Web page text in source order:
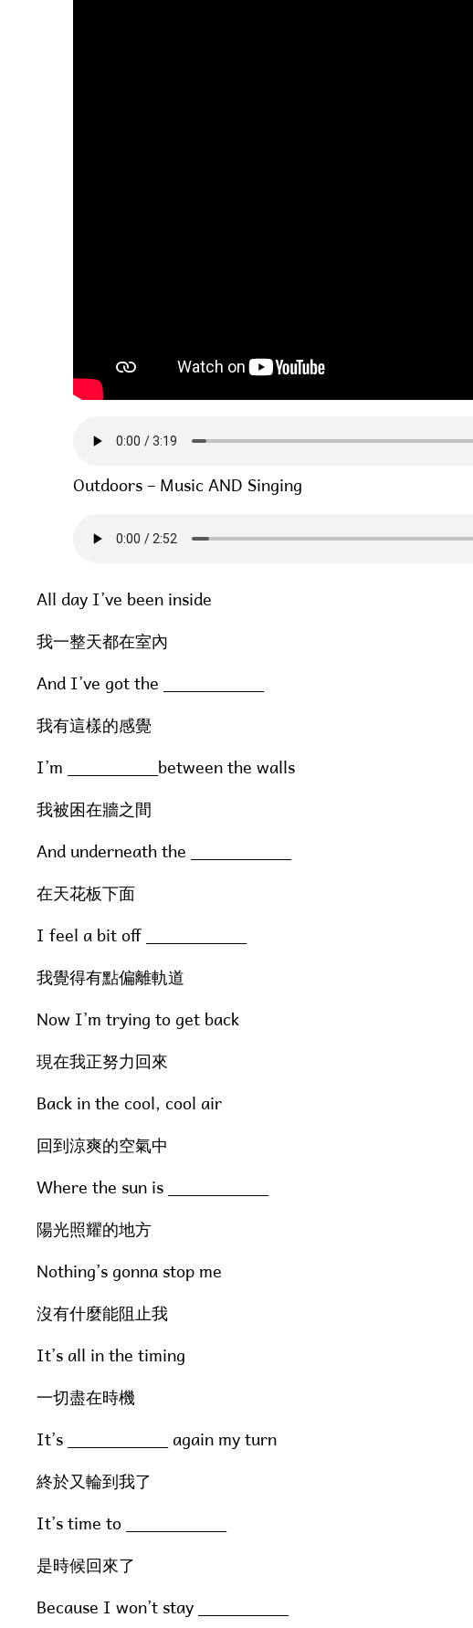
Outdoors – Music AND Singing
All day I’ve been inside
我一整天都在室內
And I’ve got the __________
我有這樣的感覺
I’m _________between the walls
我被困在牆之間
And underneath the __________
在天花板下面
I feel a bit off __________
我覺得有點偏離軌道
Now I’m trying to get back
現在我正努力回來
Back in the cool, cool air
回到涼爽的空氣中
Where the sun is __________
陽光照耀的地方
Nothing’s gonna stop me
沒有什麼能阻止我
It’s all in the timing
一切盡在時機
It’s __________ again my turn
終於又輪到我了
It’s time to __________
是時候回來了
Because I won’t stay _________